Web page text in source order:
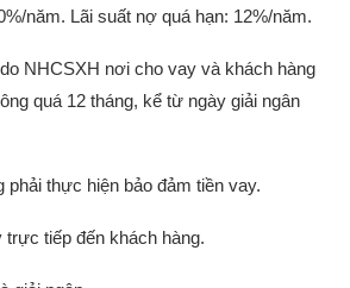
năm. Lãi suất nợ quá hạn: 12%/năm.
NHCSXH nơi cho vay và khách hàng
quá 12 tháng, kể từ ngày giải ngân
phải thực hiện bảo đảm tiền vay.
tiếp đến khách hàng.